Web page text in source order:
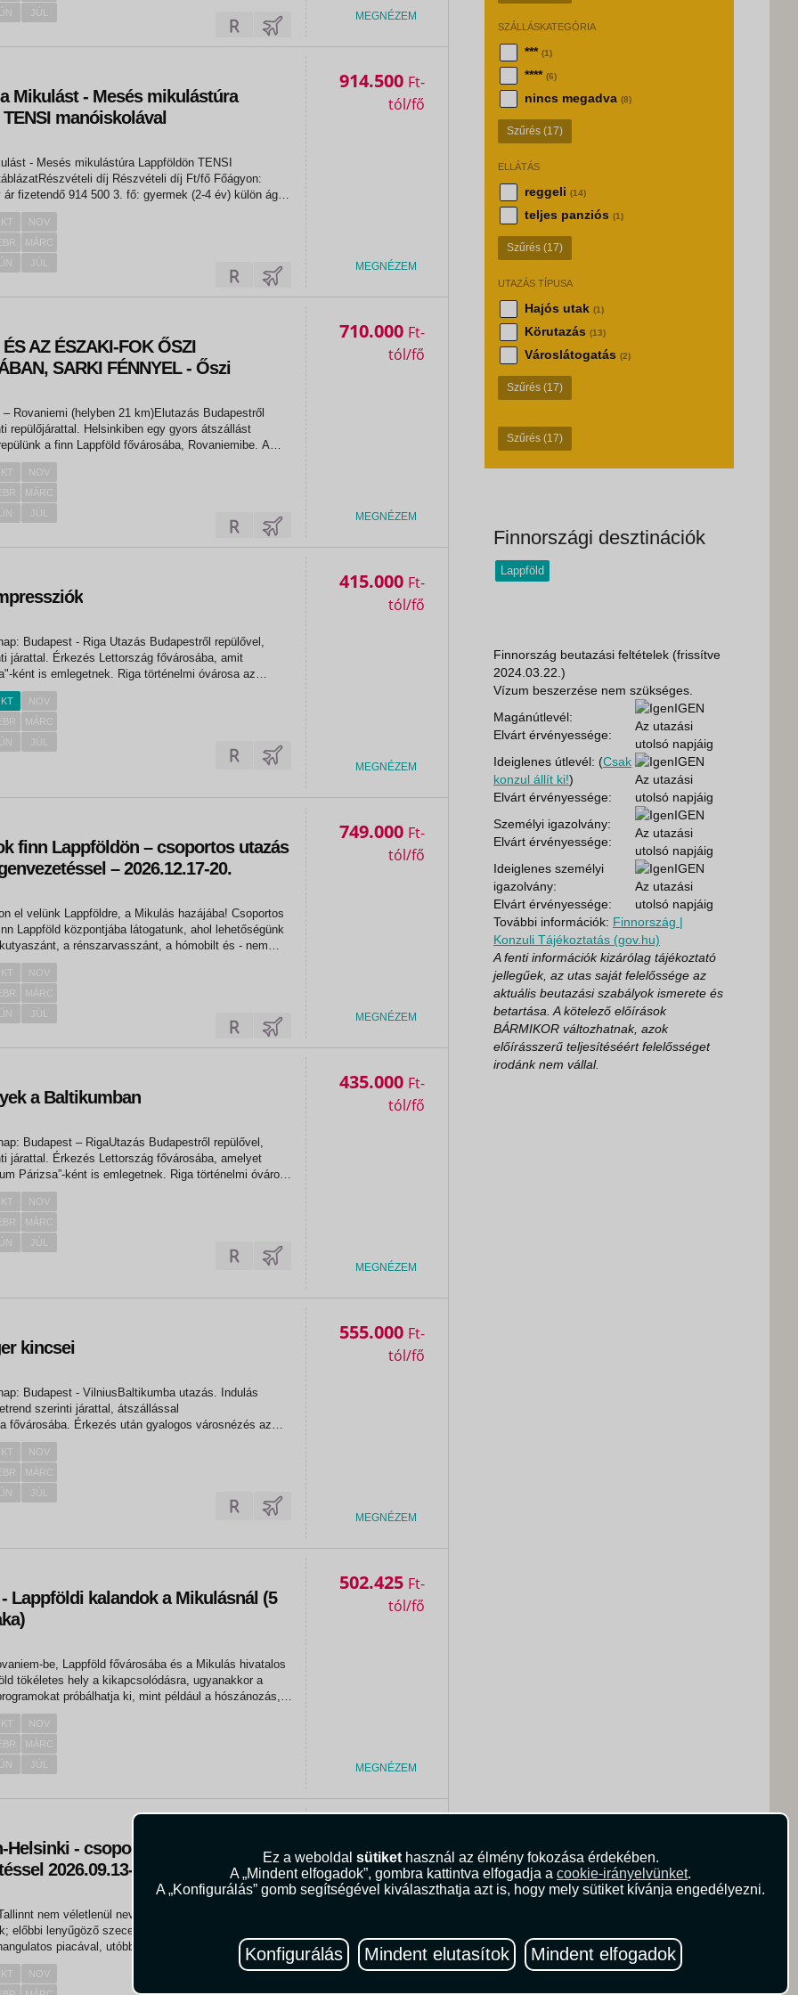
Ez a weboldal sütikethasznál az élmény fokozása érdekében.
A „Mindent elfogadok”, gombra kattintva elfogadja a cookie-irányelvünket.
A „Konfigurálás” gomb segítségével kiválaszthatja azt is, hogy mely sütiket kívánja engedélyezni.
Konfigurálás Mindent elutasítok Mindent elfogadok
SZÁLLÁSKATEGÓRIA
*** (1)
**** (6)
nincs megadva (8)
Szűrés (17)
ELLÁTÁS
reggeli (14)
teljes panziós (1)
Szűrés (17)
UTAZÁS TÍPUSA
Hajós utak (1)
Körutazás (13)
Városlátogatás (2)
Szűrés (17)
Szűrés (17)
JÚL MEGNÉZEM
Mikulást - Mesés mikulástúra
manóiskolával
- Mesés mikulástúra Lappföldön TENSI
díj Részvételi díj Ft/fő Főágyon:
gyermek (2-4 év) külön ágy
NOV
MÁRC
JÚL
914.500 Ft
MEGNÉZEM
AZ ÉSZAKI-FOK ŐSZI
SARKI FÉNNYEL - Őszi
Európa legészakibb vidékén –
Rovaniemi (helyben 21 km)Elutazás Budapestről
repülőjárattal. Helsinkiben egy gyors átszállást
a finn Lappföld fővárosába, Rovaniemibe. A
kilométerre fekszik az Északi sarkkörttől, a
folyók...
NOV
MÁRC
JÚL
710.000 Ft
MEGNÉZEM
Budapest - Riga Utazás Budapestről repülővel,
járattal. Érkezés Lettország fővárosába, amit
ként is emlegetnek. Riga történelmi óvárosa az
része. A település a Balti-tenger partján, a
terül...
NOV
MÁRC
JÚL
415.000 Ft
MEGNÉZEM
finn Lappföldön – csoportos utazás
– 2026.12.17-20.
el velünk Lappföldre, a Mikulás hazájába! Csoportos
Lappföld központjába látogatunk, ahol lehetőségünk
a rénszarvasszánt, a hómobilt és - nem
találkozó keretében, személyesen is találkozhatunk
NOV
MÁRC
JÚL
749.000 Ft
MEGNÉZEM
a Baltikumban
Budapest – RigaUtazás Budapestről repülővel,
járattal. Érkezés Lettország fővárosába, amelyet
Párizsa”-ként is emlegetnek. Riga történelmi óvárosa
része, és az adventi időszakban különösen
NOV
MÁRC
JÚL
435.000 Ft
MEGNÉZEM
kincsei
Budapest - VilniusBaltikumba utazás. Indulás
szerinti járattal, átszállással
fővárosába. Érkezés után gyalogos városnézés az
listán szereplő Vilniusban. A viszonylag nagy
Az óvárosban egymást...
NOV
MÁRC
JÚL
555.000 Ft
MEGNÉZEM
Lappföldi kalandok a Mikulásnál (5
be, Lappföld fővárosába és a Mikulás hivatalos
tökéletes hely a kikapcsolódásra, ugyanakkor a
próbálhatja ki, mint például a hószánozás, a
vagy a kutyaszánhúzás. Az északi sarkkörön fekvő
NOV
MÁRC
JÚL
502.425 Ft
MEGNÉZEM
Helsinki - csoportos utazás magyar
2026.09.13-17.
nem véletlenül nevezik a Baltikum
előbbi lenyűgöző szecessziós építészetével, elegáns
piacával, utóbbi középkori hangulatot
óvárosi utcáival és mesebeli tornyaival lopta be
Csoportos,...
NOV
Finnországi desztinációk
Lappföld
Finnország beutazási feltételek (frissítve
2024.03.22.)
Vízum beszerzése nem szükséges.
Magánútlevél:
Elvárt érvényessége:
IGEN
Az utazási
utolsó napjáig
Ideiglenes útlevél: (Csak
konzul állít ki!)
Elvárt érvényessége:
IGEN
Az utazási
utolsó napjáig
Személyi igazolvány:
Elvárt érvényessége:
IGEN
Az utazási
utolsó napjáig
Ideiglenes személyi
igazolvány:
Elvárt érvényessége:
IGEN
Az utazási
utolsó napjáig
További információk: Finnország |
Konzuli Tájékoztatás (gov.hu)
A fenti információk kizárólag tájékoztató
jellegűek, az utas saját felelőssége az
aktuális beutazási szabályok ismerete és
betartása. A kötelező előírások
BÁRMIKOR változhatnak, azok
előírásszerű teljesítéséért felelősséget
irodánk nem vállal.